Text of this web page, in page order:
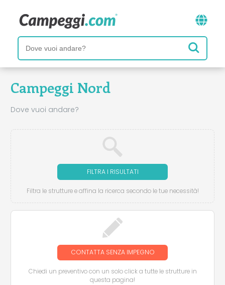
Campeggi Nord
Dove vuoi andare?
FILTRA I RISULTATI
Filtra le strutture e affina la ricerca secondo le tue necessità!
CONTATTA SENZA IMPEGNO
Chiedi un preventivo con un solo click a tutte le strutture in
questa pagina!